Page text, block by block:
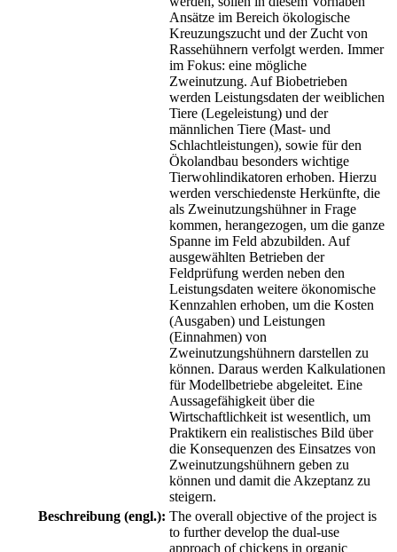
Ansätze im Bereich ökologische
Kreuzungszucht und der Zucht von
Rassehühnern verfolgt werden. Immer
im Fokus: eine mögliche
Zweinutzung. Auf Biobetrieben
werden Leistungsdaten der weiblichen
Tiere (Legeleistung) und der
männlichen Tiere (Mast- und
Schlachtleistungen), sowie für den
Ökolandbau besonders wichtige
Tierwohlindikatoren erhoben. Hierzu
werden verschiedenste Herkünfte, die
als Zweinutzungshühner in Frage
kommen, herangezogen, um die ganze
Spanne im Feld abzubilden. Auf
ausgewählten Betrieben der
Feldprüfung werden neben den
Leistungsdaten weitere ökonomische
Kennzahlen erhoben, um die Kosten
(Ausgaben) und Leistungen
(Einnahmen) von
Zweinutzungshühnern darstellen zu
können. Daraus werden Kalkulationen
für Modellbetriebe abgeleitet. Eine
Aussagefähigkeit über die
Wirtschaftlichkeit ist wesentlich, um
Praktikern ein realistisches Bild über
die Konsequenzen des Einsatzes von
Zweinutzungshühnern geben zu
können und damit die Akzeptanz zu
steigern.
Beschreibung (engl.): The overall objective of the project is
to further develop the dual-use
approach of chickens in organic